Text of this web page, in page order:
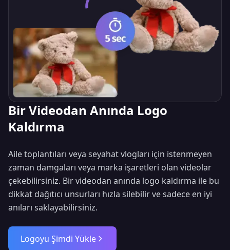
Bir Videodan Anında Logo
Kaldırma
Aile toplantıları veya seyahat vlogları için istenmeyen
zaman damgaları veya marka işaretleri olan videolar
çekebilirsiniz. Bir videodan anında logo kaldırma ile bu
dikkat dağıtıcı unsurları hızla silebilir ve sadece en iyi
anıları saklayabilirsiniz.
Logoyu Şimdi Yükle